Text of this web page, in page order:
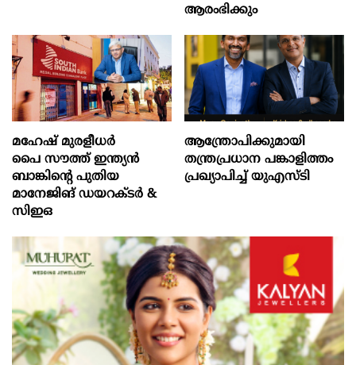
ആരംഭിക്കും
മഹേഷ് മുരളീധർ
പൈ സൗത്ത് ഇന്ത്യൻ
ബാങ്കിന്റെ പുതിയ
മാനേജിങ് ഡയറക്ടർ &
സിഇഒ
ആന്ത്രോപിക്കുമായി
തന്ത്രപ്രധാന പങ്കാളിത്തം
പ്രഖ്യാപിച്ച് യു‌എസ്‌ടി